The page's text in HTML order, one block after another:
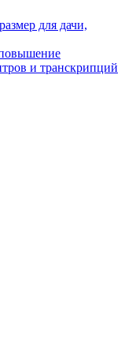
для дачи,
и транскрипций